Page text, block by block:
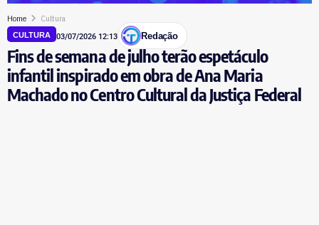
Home Cultura
CULTURA 03/07/2026 12:13 Redação
Fins de semana de julho terão espetáculo
infantil inspirado em obra de Ana Maria
Machado no Centro Cultural da Justiça Federal